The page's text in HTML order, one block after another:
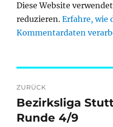
Diese Website
reduzieren.Erfahre, wie
Kommentardaten
ZURÜCK
Vorheriger
Beitrag:
Bezirksliga
Runde 4/9